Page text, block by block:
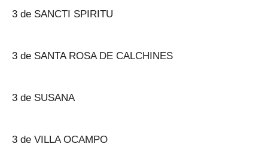
3 de SANCTI SPIRITU
3 de SANTA ROSA DE CALCHINES
3 de SUSANA
3 de VILLA OCAMPO